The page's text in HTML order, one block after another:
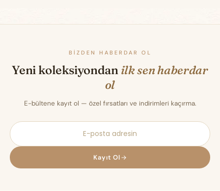
BIZDEN HABERDAR OL
Yeni koleksiyondan ilk sen haberdar
ol
E-bültene kayıt ol — özel fırsatları ve indirimleri kaçırma.
Kayıt Ol